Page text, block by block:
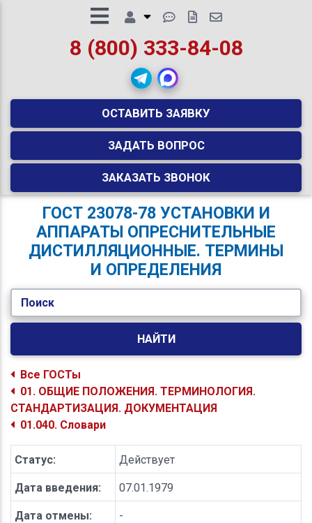
8 (800) 333-84-08
ОСТАВИТЬ ЗАЯВКУ
ЗАДАТЬ ВОПРОС
ЗАКАЗАТЬ ЗВОНОК
ГОСТ 23078-78 УСТАНОВКИ И
АППАРАТЫ ОПРЕСНИТЕЛЬНЫЕ
ДИСТИЛЛЯЦИОННЫЕ. ТЕРМИНЫ
И ОПРЕДЕЛЕНИЯ
Поиск
НАЙТИ
Все ГОСТы
01. ОБЩИЕ ПОЛОЖЕНИЯ. ТЕРМИНОЛОГИЯ.
СТАНДАРТИЗАЦИЯ. ДОКУМЕНТАЦИЯ
01.040. Словари
Статус: Действует
Дата введения: 07.01.1979
Дата отмены: -